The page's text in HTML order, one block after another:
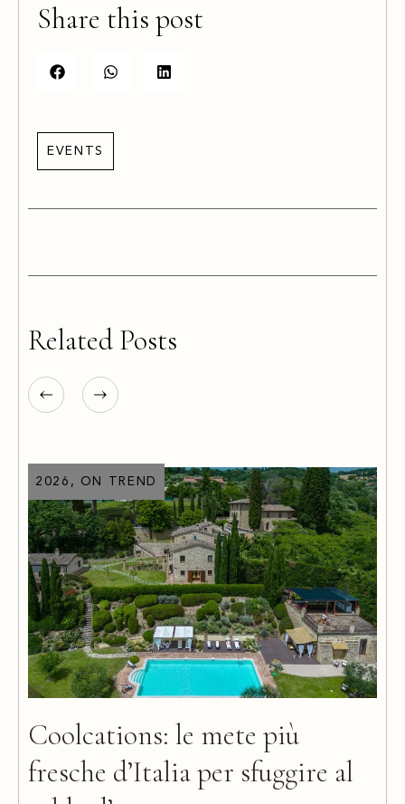
Share this post
EVENTS
Related Posts
Coolcations: le mete più
fresche d’Italia per sfuggire al
2026, ON TREND
ARTICOLI
ARTICOLI
2026, ON TREND
2026, ON TREND
2026, ON TREND